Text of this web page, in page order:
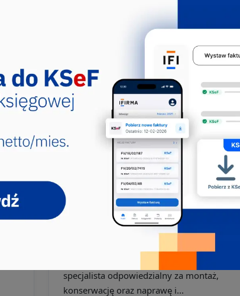
i przełączników, sklasyfikowanej 2611Z.
PKD 27.33.Z
Jakie pkd -Inżynier elektryk
Inżynier elektryk to kluczowy specjalista w
dziedzinie technologii elektrycznej, którego
praca obejm...
215101215103215104 215190
741201741290 741390
Technik instalacji
specjalista odpowiedzialny za montaż,
konserwację oraz naprawę i...